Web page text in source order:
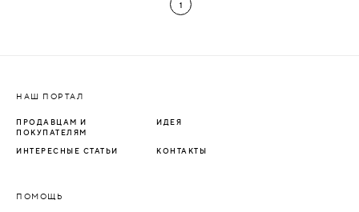
1
НАШ ПОРТАЛ
ПРОДАВЦАМ И
ПОКУПАТЕЛЯМ
ИДЕЯ
ИНТЕРЕСНЫЕ СТАТЬИ КОНТАКТЫ
ПОМОЩЬ